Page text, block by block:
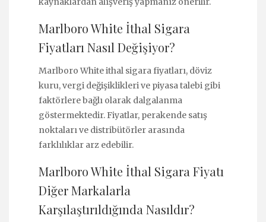
Marlboro White İthal Sigara
Fiyatları Nasıl Değişiyor?
Marlboro White ithal sigara fiyatları, döviz
kuru, vergi değişiklikleri ve piyasa talebi gibi
faktörlere bağlı olarak dalgalanma
göstermektedir. Fiyatlar, perakende satış
noktaları ve distribütörler arasında
farklılıklar arz edebilir.
Marlboro White İthal Sigara Fiyatı
Diğer Markalarla
Karşılaştırıldığında Nasıldır?